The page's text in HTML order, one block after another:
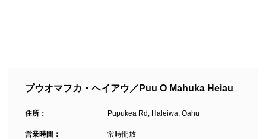
プウオマフカ・ヘイアウ／Puu O Mahuka Heiau
住所： Pupukea Rd, Haleiwa, Oahu
営業時間： 常時開放